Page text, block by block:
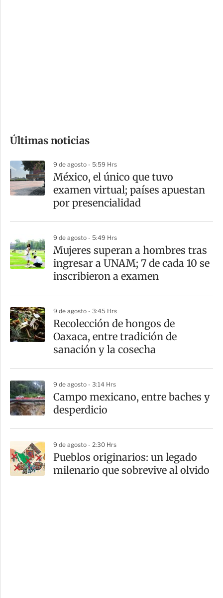
m
a
r
t
Últimas noticias
9 de agosto - 5:59 Hrs
México, el único que tuvo
examen virtual; países apuestan
por presencialidad
9 de agosto - 5:49 Hrs
Mujeres superan a hombres tras
ingresar a UNAM; 7 de cada 10 se
inscribieron a examen
9 de agosto - 3:45 Hrs
Recolección de hongos de
Oaxaca, entre tradición de
sanación y la cosecha
9 de agosto - 3:14 Hrs
Campo mexicano, entre baches y
desperdicio
9 de agosto - 2:30 Hrs
Pueblos originarios: un legado
milenario que sobrevive al olvido